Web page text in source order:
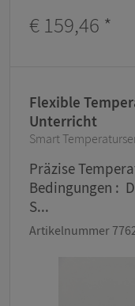
€ 159,46 *
Flexible
Unterricht
Smart
Präzise
Bedingungen :
S...
Artikelnummer